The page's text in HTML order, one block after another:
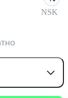
NSK